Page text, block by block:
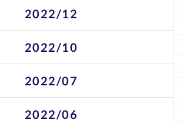
2022/12
2022/10
2022/07
2022/06